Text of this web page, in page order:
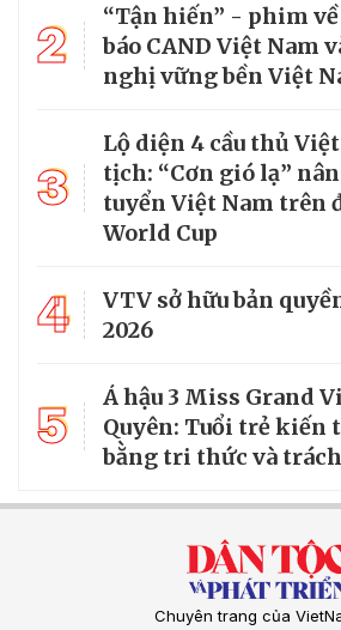
2
“Tận hiến” - phim
báo CAND Việt Nam
nghị vững bền Việt
3
Lộ diện 4 cầu thủ
tịch: “Cơn gió lạ”
tuyển Việt Nam trên
World Cup
4
VTV sở hữu bản
2026
5
Á hậu 3 Miss Grand
Quyên: Tuổi trẻ kiến
bằng tri thức và
Chuyên trang của